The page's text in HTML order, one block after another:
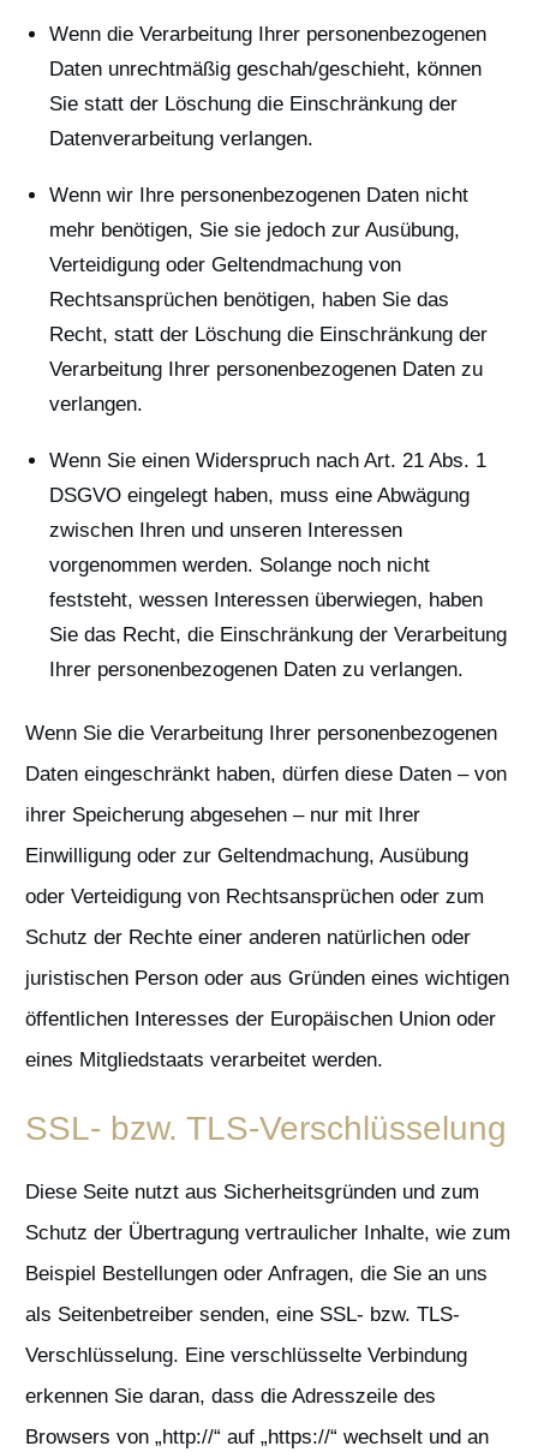
Wenn die Verarbeitung Ihrer personenbezogenen
Daten unrechtmäßig geschah/geschieht, können
Sie statt der Löschung die Einschränkung der
Datenverarbeitung verlangen.
Wenn wir Ihre personenbezogenen Daten nicht
mehr benötigen, Sie sie jedoch zur Ausübung,
Verteidigung oder Geltendmachung von
Rechtsansprüchen benötigen, haben Sie das
Recht, statt der Löschung die Einschränkung der
Verarbeitung Ihrer personenbezogenen Daten zu
verlangen.
Wenn Sie einen Widerspruch nach Art. 21 Abs. 1
DSGVO eingelegt haben, muss eine Abwägung
zwischen Ihren und unseren Interessen
vorgenommen werden. Solange noch nicht
feststeht, wessen Interessen überwiegen, haben
Sie das Recht, die Einschränkung der Verarbeitung
Ihrer personenbezogenen Daten zu verlangen.
Wenn Sie die Verarbeitung Ihrer personenbezogenen
Daten eingeschränkt haben, dürfen diese Daten – von
ihrer Speicherung abgesehen – nur mit Ihrer
Einwilligung oder zur Geltendmachung, Ausübung
oder Verteidigung von Rechtsansprüchen oder zum
Schutz der Rechte einer anderen natürlichen oder
juristischen Person oder aus Gründen eines wichtigen
öffentlichen Interesses der Europäischen Union oder
eines Mitgliedstaats verarbeitet werden.
SSL- bzw. TLS-Verschlüsselung
Diese Seite nutzt aus Sicherheitsgründen und zum
Schutz der Übertragung vertraulicher Inhalte, wie zum
Beispiel Bestellungen oder Anfragen, die Sie an uns
als Seitenbetreiber senden, eine SSL- bzw. TLS-
Verschlüsselung. Eine verschlüsselte Verbindung
erkennen Sie daran, dass die Adresszeile des
Browsers von „http://“ auf „https://“ wechselt und an